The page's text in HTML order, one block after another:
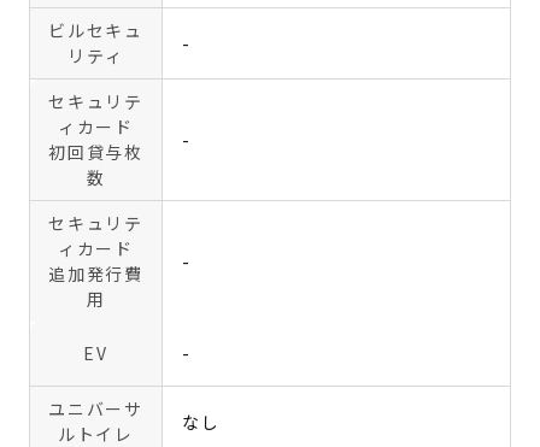
ビルセキュ
リティ
-
セキュリテ
ィカード
初回貸与枚
数
-
セキュリテ
ィカード
追加発行費
用
-
EV -
ユニバーサ
ルトイレ
なし